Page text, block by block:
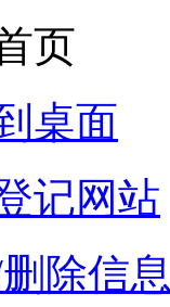
页
桌面
记网站
除信息